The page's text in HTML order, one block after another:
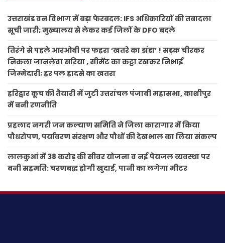
उत्तराखंड वन विभाग में बड़ा फेरबदल: IFS अधिकारियों की तबादला
सूची जारी; मुख्यालय से लेकर कई जिलों के DFO बदले
तिरंगे से पहले आरओबी पर फहरा ‘खतरे का झंडा’ ! सड़क चीरकर
निकला जानलेवा सरिया , सीमेंट का कट्टा रखकर निभाई
जिम्मेदारी; हर पल हादसे का खतरा
हरिद्वार कूच की तैयारी में जुटी उत्तरांचल पंजाबी महासभा, काशीपुर
में बनी रणनीति
प्रहलाद नगरी जन कल्याण समिति ने जिला कारागार में किया
पौधरोपण, पर्यावरण संरक्षण और पौधों की देखभाल का लिया संकल्प
लालकुआं में 38 करोड़ की सीवर योजना व नई पेयजल व्यवस्था पर
बनी सहमति: चरणबद्ध होगी खुदाई, पानी का लगेगा मीटर